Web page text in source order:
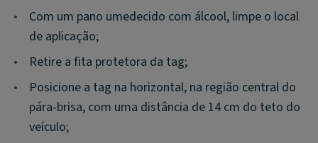
•
Com um pano umedecido com álcool, limpe o local
de aplicação;
•
Retire a fita protetora da tag;
•
Posicione a tag na horizontal, na região central do
pára-brisa, com uma distância de 14 cm do teto do
veículo;